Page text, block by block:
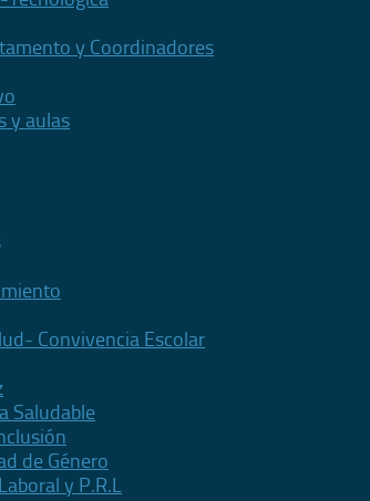
y Coordinadores
y aulas
Convivencia Escolar
Saludable
de Género
y P.R.L